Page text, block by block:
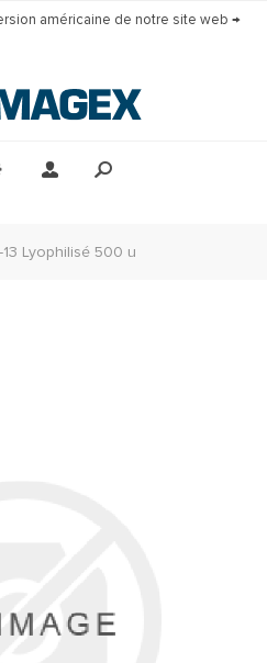
américaine de notre site web →
13 Lyophilisé 500 u